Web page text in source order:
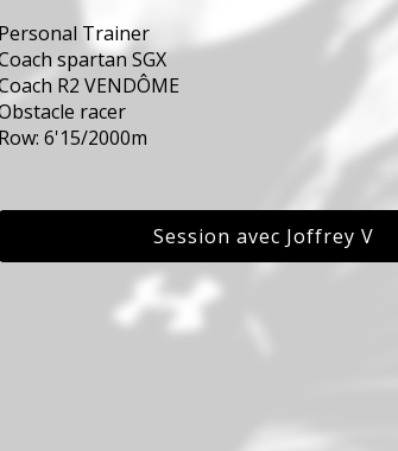
Personal Trainer
spartan SGX
R2 VENDÔME
racer
Row: 6'15/2000m
Session avec Joffrey V